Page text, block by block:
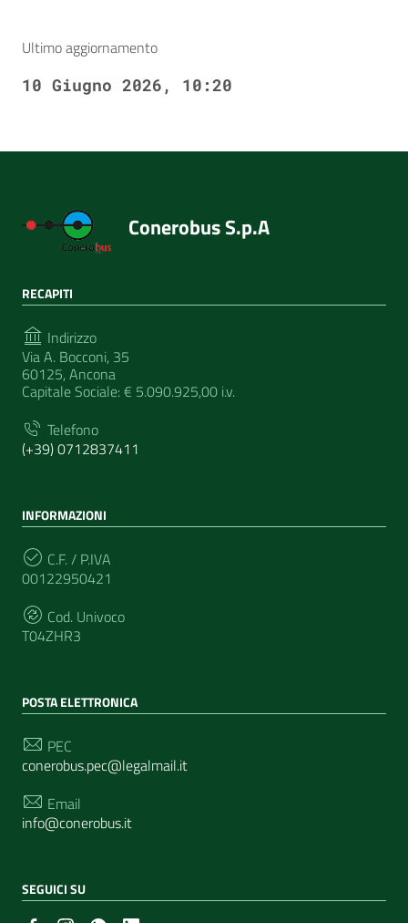
Ultimo aggiornamento
10 Giugno 2026, 10:20
Conerobus S.p.A
RECAPITI
Indirizzo
Via A. Bocconi, 35
60125, Ancona
Capitale Sociale: € 5.090.925,00 i.v.
Telefono
(+39) 0712837411
INFORMAZIONI
C.F. / P.IVA
00122950421
Cod. Univoco
T04ZHR3
POSTA ELETTRONICA
PEC
conerobus.pec@legalmail.it
Email
info@conerobus.it
SEGUICI SU